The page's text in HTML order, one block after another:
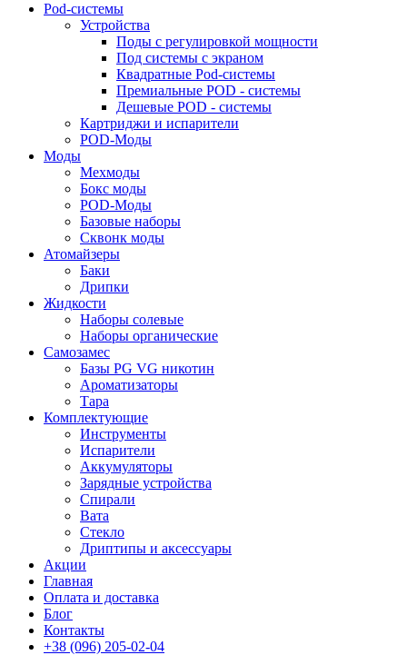
Pod-системы
Устройства
Поды с регулировкой мощности
Под системы с экраном
Квадратные Pod-системы
Премиальные POD - системы
Дешевые POD - системы
Картриджи и испарители
POD-Моды
Моды
Мехмоды
Бокс моды
POD-Моды
Базовые наборы
Сквонк моды
Атомайзеры
Баки
Дрипки
Жидкости
Наборы солевые
Наборы органические
Самозамес
Базы PG VG никотин
Ароматизаторы
Тара
Комплектующие
Инструменты
Испарители
Аккумуляторы
Зарядные устройства
Спирали
Вата
Стекло
Дриптипы и аксессуары
Акции
Главная
Оплата и доставка
Блог
Контакты
+38 (096) 205-02-04